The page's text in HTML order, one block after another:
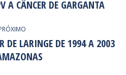
Post
A CÂNCER DE GARGANTA
Próximo
post:
DE LARINGE DE 1994 A 2003